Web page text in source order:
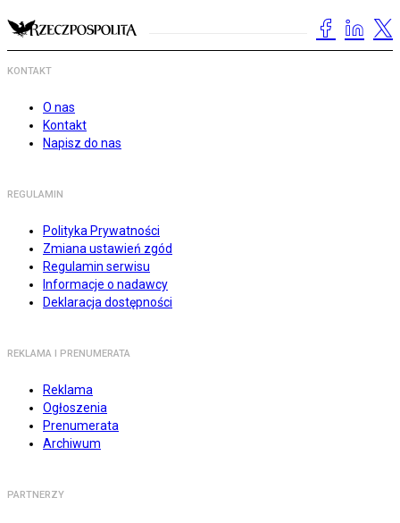
KONTAKT
O nas
Kontakt
Napisz do nas
REGULAMIN
Polityka Prywatności
Zmiana ustawień zgód
Regulamin serwisu
Informacje o nadawcy
Deklaracja dostępności
REKLAMA I PRENUMERATA
Reklama
Ogłoszenia
Prenumerata
Archiwum
PARTNERZY